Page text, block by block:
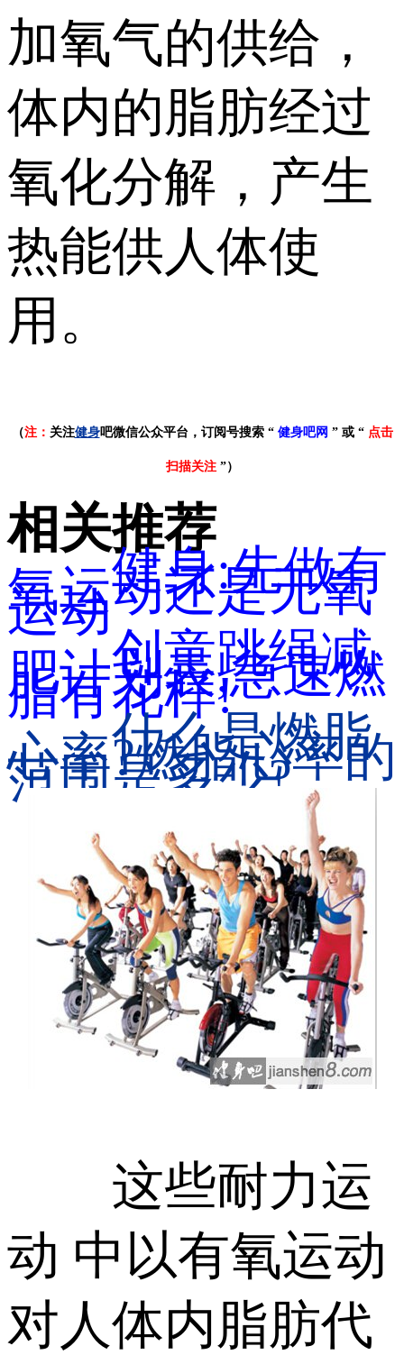
加氧气的供给，
体内的脂肪经过
氧化分解，产生
热能供人体使
用。
（注： 关注健身吧微信公众平台，订阅号搜索 “ 健身吧网 ” 或 “ 点击
扫描关注 ”）
相关推荐
健身:先做有
氧运动还是无氧
运动
创意跳绳减
肥计划表,急速燃
脂有花样!
什么是燃脂
心率?燃脂心率的
范围是多少?
这些耐力运
动 中以有氧运动
对人体内脂肪代